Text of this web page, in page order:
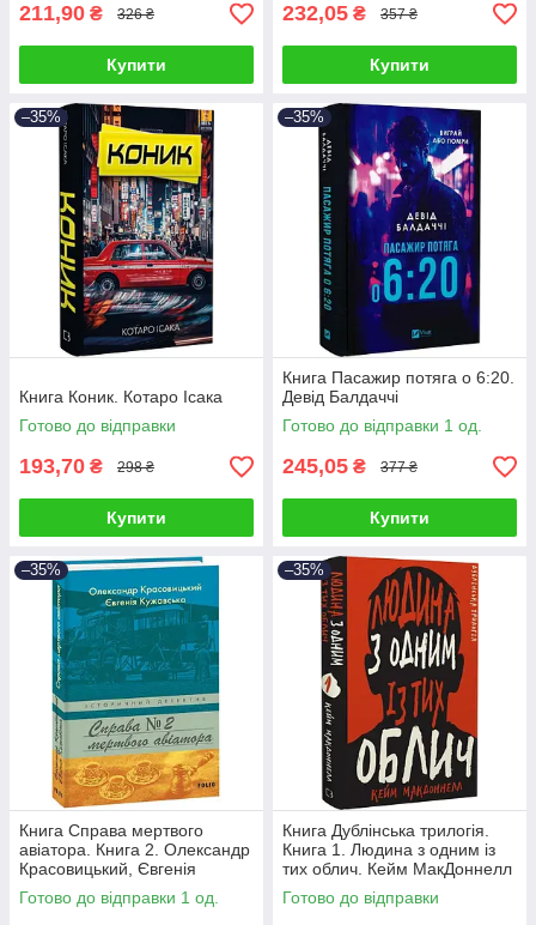
211,90 ₴ 326 ₴
Купити
232,05 ₴ 357 ₴
Купити
–35%
Книга Коник. Котаро Ісака
Готово до відправки
193,70 ₴ 298 ₴
Купити
–35%
Книга Пасажир потяга о 6:20.
Девід Балдаччі
Готово до відправки 1 од.
245,05 ₴ 377 ₴
Купити
–35%
Книга Справа мертвого
авіатора. Книга 2. Олександр
Красовицький, Євгенія
Кужавська
Готово до відправки 1 од.
–35%
Книга Дублінська трилогія.
Книга 1. Людина з одним із
тих облич. Кейм МакДоннелл
Готово до відправки